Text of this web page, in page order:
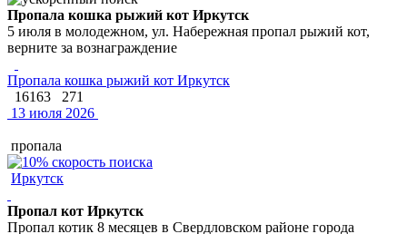
Пропала кошка рыжий кот Иркутск
5 июля в молодежном, ул. Набережная пропал рыжий кот,
верните за вознаграждение
Пропала кошка рыжий кот Иркутск
16163
271
13 июля 2026
пропала
Иркутск
Пропал кот Иркутск
Пропал котик 8 месяцев в Свердловском районе города